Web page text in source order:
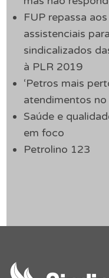
FUP repassa
assistenciais
sindicalizados
à PLR 2019
‘Petros mais
atendimentos
Saúde e
em foco
Petrolino 123